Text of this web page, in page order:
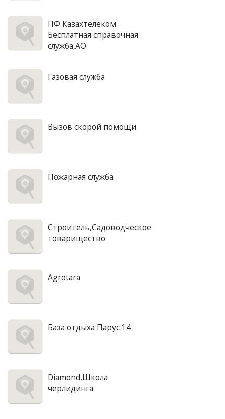
ПФ Казахтелеком.
Бесплатная справочная
служба,АО
Газовая служба
Вызов скорой помощи
Пожарная служба
Строитель,Садоводческое
товарищество
Agrotara
База отдыха Парус 14
Diamond,Школа
черлидинга